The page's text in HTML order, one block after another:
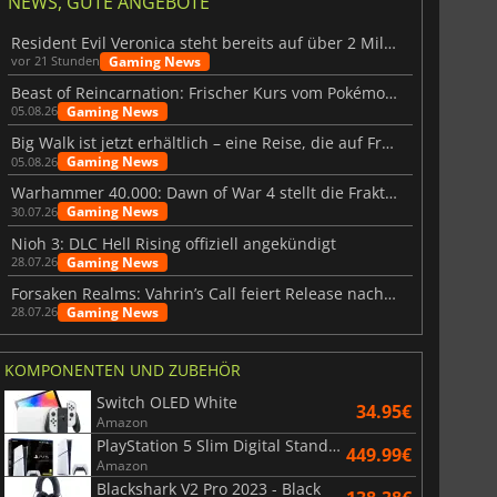
Resident Evil Veronica steht bereits auf über 2 Millionen Wunschlisten
vor 21 Stunden Gaming News
Beast of Reincarnation: Frischer Kurs vom Pokémon-Studio
05.08.26 Gaming News
Big Walk ist jetzt erhältlich – eine Reise, die auf Freundschaft basiert
05.08.26 Gaming News
Warhammer 40.000: Dawn of War 4 stellt die Fraktion der Necrons vor
30.07.26 Gaming News
Nioh 3: DLC Hell Rising offiziell angekündigt
28.07.26 Gaming News
Forsaken Realms: Vahrin’s Call feiert Release nach 10 Jahren
28.07.26 Gaming News
KOMPONENTEN UND ZUBEHÖR
Switch OLED White
Amazon 34.95€
PlayStation 5 Slim Digital Standard
Amazon 449.99€
Blackshark V2 Pro 2023 - Black